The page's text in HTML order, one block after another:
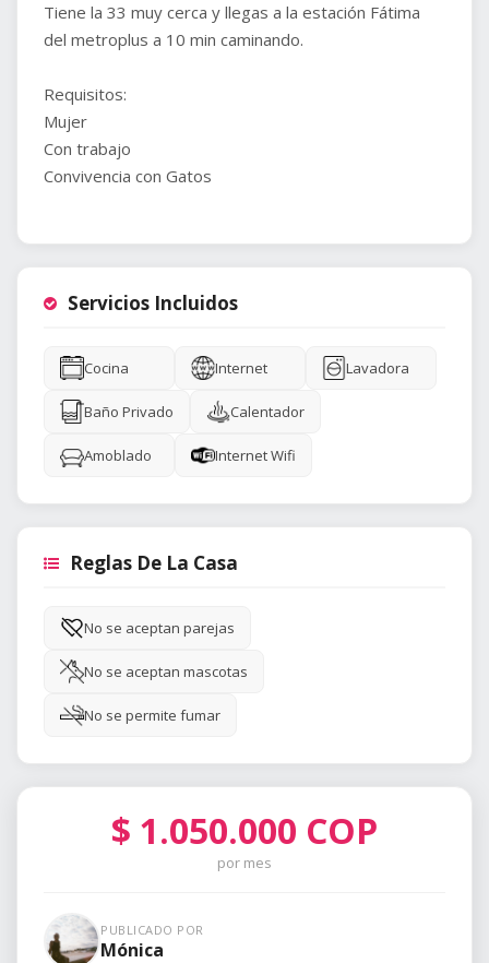
Tiene la 33 muy cerca y llegas a la estación Fátima
del metroplus a 10 min caminando.
Requisitos:
Mujer
Con trabajo
Convivencia con Gatos
Servicios Incluidos
Cocina Internet Lavadora
Baño Privado Calentador
Amoblado Internet Wifi
Reglas De La Casa
No se aceptan parejas
No se aceptan mascotas
No se permite fumar
$ 1.050.000 COP
por mes
PUBLICADO POR
Mónica